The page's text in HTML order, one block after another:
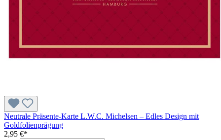
Neutrale Präsente-Karte L.W.C. Michelsen – Edles Design mit
Goldfolienprägung
2,95 €*